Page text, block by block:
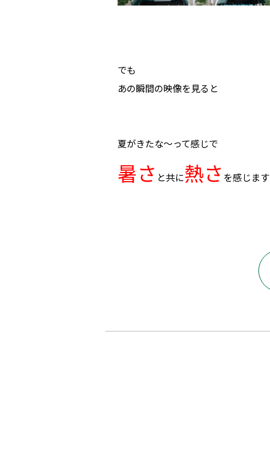
でも
あの瞬間の映像を見ると
夏がきたな～って感じで
暑さ と共に熱さ を感じます